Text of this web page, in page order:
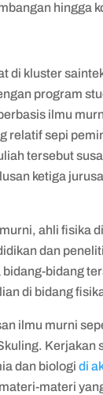
hingga
di kluster
program
ilmu
relatif sepi
tersebut
ketiga
ahli fisika
dan
bidang
di bidang
ilmu murni
Kerjakan
dan biologi di
materi